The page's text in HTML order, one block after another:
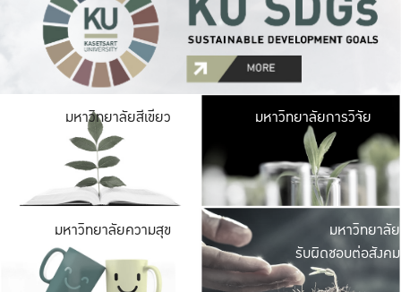
มหาวิทยาลัยสีเขียว มหาวิ
มีพื้นที่เขียวสดใส
เป็นป่าในเมือง เกษต
มหาวิทยาลัยการวิจัย
มหาวิทยาลัยความสุข มหาวิ
ค
เปิดประ
และพบเรื่องราวใ
มหาวิทยาลัย
รับผิดชอบต่อสังคม